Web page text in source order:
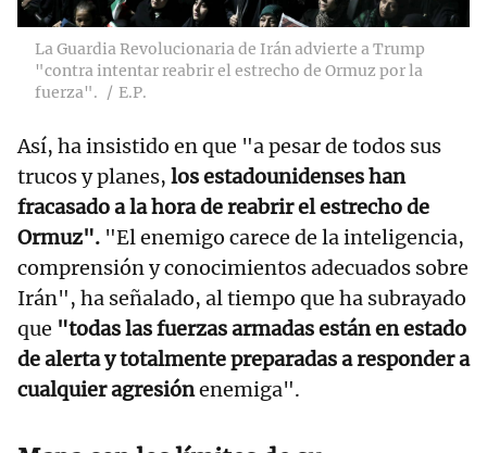
La Guardia Revolucionaria de Irán advierte a Trump
"contra intentar reabrir el estrecho de Ormuz por la
fuerza".
E.P.
Así, ha insistido en que "a pesar de todos sus
trucos y planes, los estadounidenses han
fracasado a la hora de reabrir el estrecho de
Ormuz". "El enemigo carece de la inteligencia,
comprensión y conocimientos adecuados sobre
Irán", ha señalado, al tiempo que ha subrayado
que "todas las fuerzas armadas están en estado
de alerta y totalmente preparadas a responder a
cualquier agresiónenemiga".